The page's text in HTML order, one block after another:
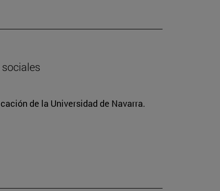
de la Universidad de Navarra.